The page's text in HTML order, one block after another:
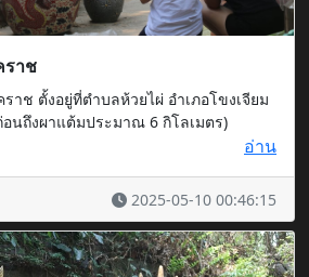
ราช
นถึงผาแต้มประมาณ 6 กิโลเมตร)
อ่าน
2025-05-10 00:46:15